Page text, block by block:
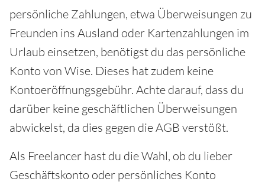
persönliche Zahlungen, etwa Überweisungen zu
Freunden ins Ausland oder Kartenzahlungen im
Urlaub einsetzen, benötigst du das persönliche
Konto von Wise. Dieses hat zudem keine
Kontoeröffnungsgebühr. Achte darauf, dass du
darüber keine geschäftlichen Überweisungen
abwickelst, da dies gegen die AGB verstößt.
Als Freelancer hast du die Wahl, ob du lieber
Geschäftskonto oder persönliches Konto